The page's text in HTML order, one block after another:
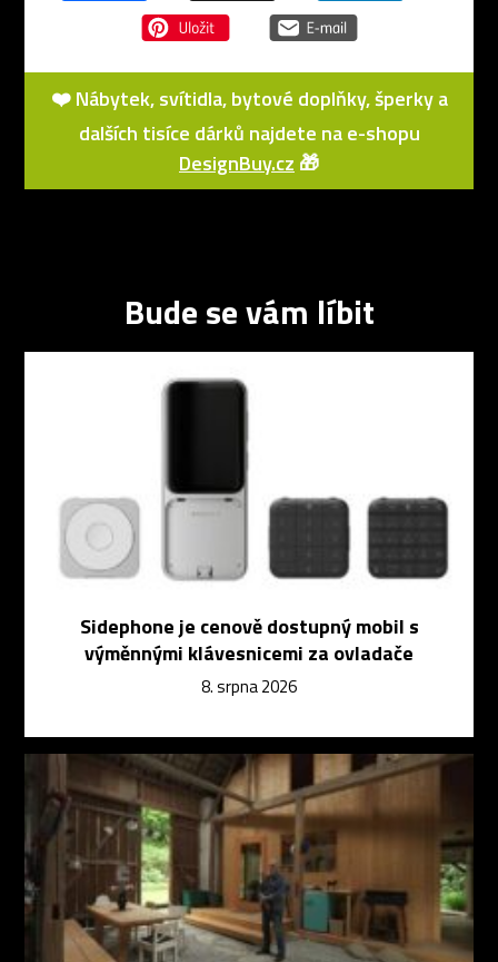
❤️ Nábytek, svítidla, bytové doplňky, šperky a
dalších tisíce dárků najdete na e-shopu
DesignBuy.cz 🎁
Bude se vám líbit
Sidephone je cenově dostupný mobil s
výměnnými klávesnicemi za ovladače
8. srpna 2026